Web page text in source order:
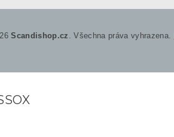
Scandishop.cz . Všechna práva vyhrazena.